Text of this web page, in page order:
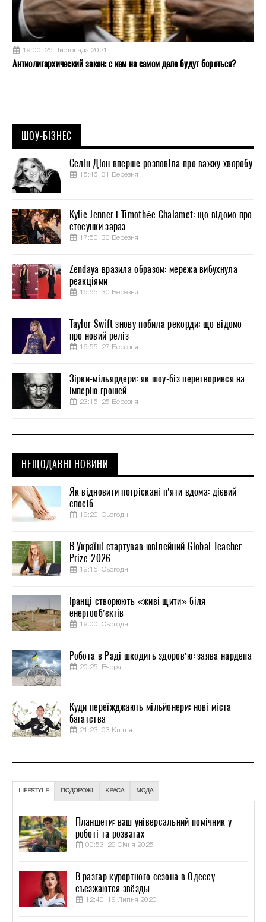
19:00, 26 Листопада 2021
Антиолигархический закон: с кем на самом деле будут бороться?
ШОУ-БІЗНЕС
Селін Діон вперше розповіла про важку хворобу
15:46, 31 Березня
Kylie Jenner і Timothée Chalamet: що відомо про
стосунки зараз
17:50, 30 Березня
Zendaya вразила образом: мережа вибухнула
реакціями
16:55, 30 Березня
Taylor Swift знову побила рекорди: що відомо
про новий реліз
16:55, 27 Березня
Зірки-мільярдери: як шоу-біз перетворився на
імперію грошей
23:15, 25 Березня
НЕЩОДАВНІ НОВИНИ
Як відновити потріскані п’яти вдома: дієвий
спосіб
19:20, Сьогодні
В Україні стартував ювілейний Global Teacher
Prize-2026
19:15, Сьогодні
Іранці створюють «живі щити» біля
енергооб’єктів
19:00, Сьогодні
Робота в Раді шкодить здоров’ю: заява нардепа
20:25, Вчора
Куди переїжджають мільйонери: нові міста
багатства
21:23, 03 Квітня
LIFESTYLE ПОДОРОЖІ КРАСА МОДА
Планшети: ваш універсальний помічник у
роботі та розвагах
00:53, 29 Січня 2025
В разгар курортного сезона в Одессу
съезжаются звёзды
12:40, 19 Липня 2020